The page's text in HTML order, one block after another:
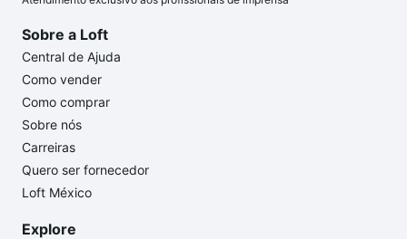
Sobre a Loft
Central de Ajuda
Como vender
Como comprar
Sobre nós
Carreiras
Quero ser fornecedor
Loft México
Explore